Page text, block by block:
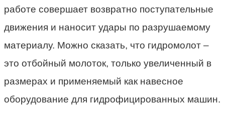
работе совершает возвратно поступательные
движения и наносит удары по разрушаемому
материалу. Можно сказать, что гидромолот –
это отбойный молоток, только увеличенный в
размерах и применяемый как навесное
оборудование для гидрофицированных машин.